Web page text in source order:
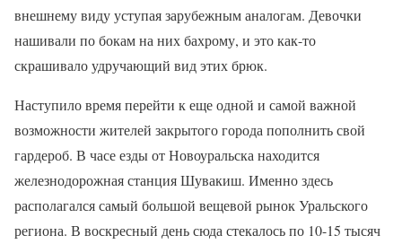
внешнему виду уступая зарубежным аналогам. Девочки
нашивали по бокам на них бахрому, и это как-то
скрашивало удручающий вид этих брюк.
Наступило время перейти к еще одной и самой важной
возможности жителей закрытого города пополнить свой
гардероб. В часе езды от Новоуральска находится
железнодорожная станция Шувакиш. Именно здесь
располагался самый большой вещевой рынок Уральского
региона. В воскресный день сюда стекалось по 10-15 тысяч